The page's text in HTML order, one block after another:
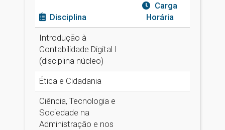
Disciplina
Carga
Horária
Introdução à
Contabilidade Digital I
(disciplina núcleo)
Ética e Cidadania
Ciência, Tecnologia e
Sociedade na
Administração e nos